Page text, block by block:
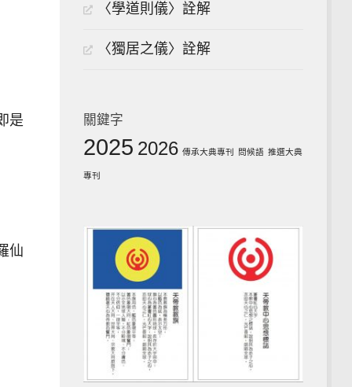
是
仙
〈學道則儀〉詮解
〈獨居之儀〉詮解
關鍵字
2025 2026 傳承大典專刊 問候語 推選大典
專刊